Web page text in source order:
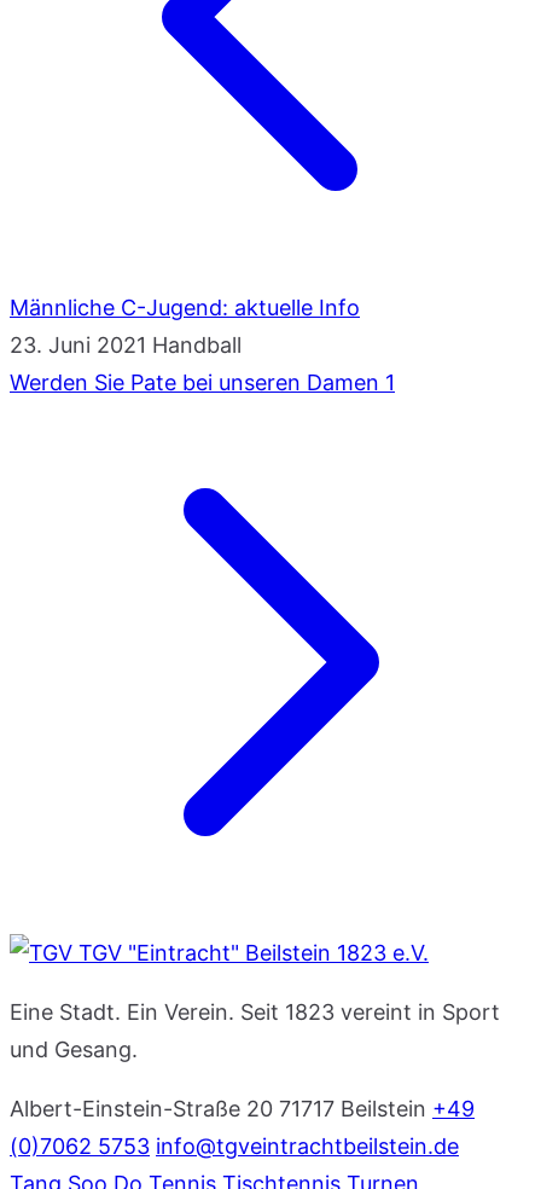
Männliche C-Jugend: aktuelle Info
23. Juni 2021 Handball
Werden Sie Pate bei unseren Damen 1
TGV "Eintracht" Beilstein 1823 e.V.
Eine Stadt. Ein Verein. Seit 1823 vereint in Sport
und Gesang.
Albert-Einstein-Straße 20 71717 Beilstein +49
(0)7062 5753 info@tgveintrachtbeilstein.de
Tang Soo Do Tennis Tischtennis Turnen